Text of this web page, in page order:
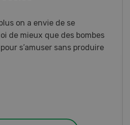
on a envie de se
de mieux que des bombes
s’amuser sans produire